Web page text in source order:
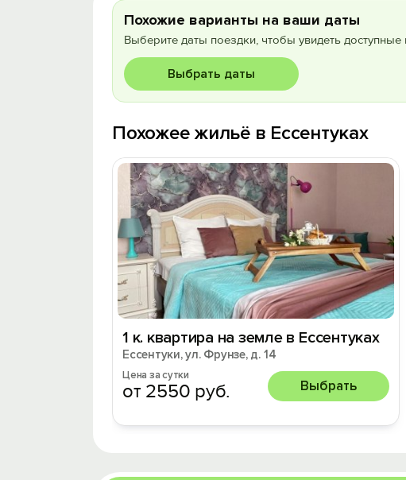
Похожие варианты на ваши даты
Выберите даты поездки, чтобы увидеть
Выбрать даты
Похожее жильё в Ессентуках
1 к. квартира на земле в Ессентуках
Ессентуки, ул. Фрунзе, д. 14
Цена за сутки
от 2550 руб. Выбрать